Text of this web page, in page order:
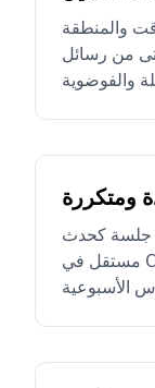
والمنطقة
من رسائل
ومتكررة
جلسة كحدث
مستقل في Outlook، بما في ذلك الأنماط المتكررة